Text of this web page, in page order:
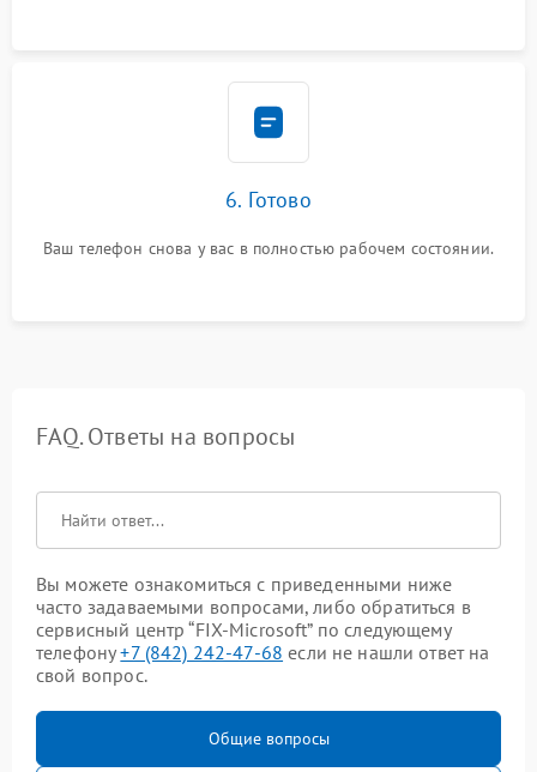
6. Готово
Ваш телефон снова у вас в полностью рабочем состоянии.
FAQ. Ответы на вопросы
Вы можете ознакомиться с приведенными ниже
часто задаваемыми вопросами, либо обратиться в
сервисный центр “FIX-Microsoft” по следующему
телефону+7 (842) 242-47-68 если не нашли ответ на
свой вопрос.
Общие вопросы